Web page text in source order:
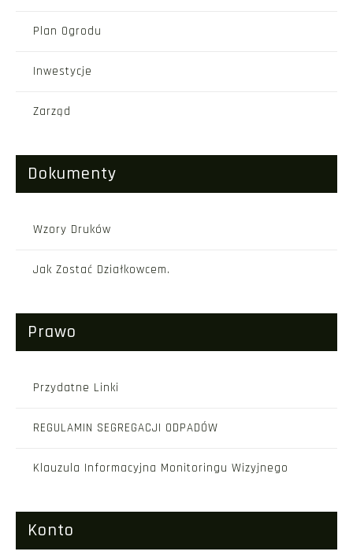
Plan Ogrodu
Inwestycje
Zarząd
Dokumenty
Wzory Druków
Jak Zostać Działkowcem.
Prawo
Przydatne Linki
REGULAMIN SEGREGACJI ODPADÓW
Klauzula Informacyjna Monitoringu Wizyjnego
Konto